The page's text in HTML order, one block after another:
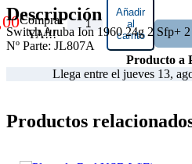
Comprar
YA!!!
Switch
Aruba
Ion 1960
Sfp+ 2
370w -
Añadir
al
carrito
Descripción
Switch Aruba Ion 1960 24g 2 Sfp+
Nº Parte: JL807A
Producto a
Llega entre el jueves 13,
Productos